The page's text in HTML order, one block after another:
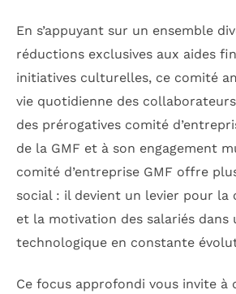
En s’appuyant sur un ensemble
réductions exclusives aux aides
initiatives culturelles, ce comité
vie quotidienne des
des prérogatives comité
de la GMF et à son engagement
comité d’entreprise GMF offre
social : il devient un levier pour la
et la motivation des salariés
technologique en constante
Ce focus approfondi vous invite